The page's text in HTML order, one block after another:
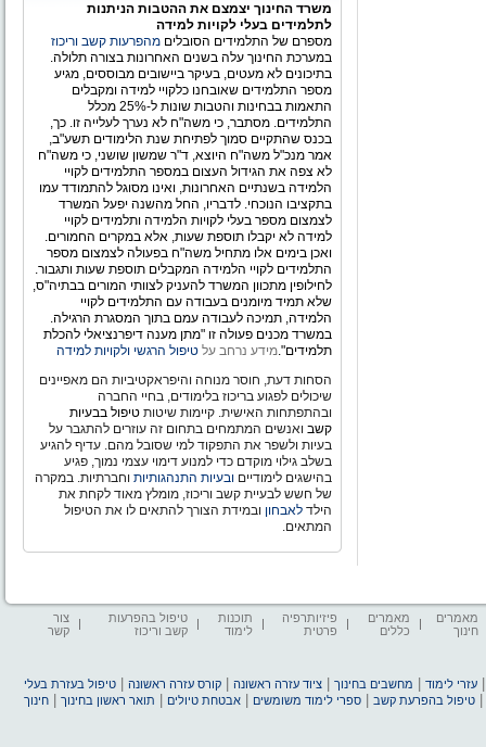
משרד החינוך יצמצם את ההטבות הניתנות
לתלמידים בעלי לקויות למידה
מספרם של התלמידים הסובלים מהפרעות קשב וריכוז
במערכת החינוך עלה בשנים האחרונות בצורה תלולה.
בתיכונים לא מעטים, בעיקר ביישובים מבוססים, מגיע
מספר התלמידים שאובחנו כלקויי למידה ומקבלים
התאמות בבחינות והטבות שונות ל-25% מכלל
התלמידים. מסתבר, כי משה"ח לא נערך לעלייה זו. כך,
בכנס שהתקיים סמוך לפתיחת שנת הלימודים תשע"ב,
אמר מנכ"ל משה"ח היוצא, ד"ר שמשון שושני, כי משה"ח
לא צפה את הגידול העצום במספר התלמידים לקויי
הלמידה בשנתיים האחרונות, ואינו מסוגל להתמודד עמו
בתקציבו הנוכחי. לדבריו, החל מהשנה יפעל המשרד
לצמצום מספר בעלי לקויות הלמידה ותלמידים לקויי
למידה לא יקבלו תוספת שעות, אלא במקרים החמורים.
ואכן בימים אלו מתחיל משה"ח בפעולה לצמצום מספר
התלמידים לקויי הלמידה המקבלים תוספת שעות ותגבור.
לחילופין מתכוון המשרד להעניק לצוותי המורים בבתיה"ס,
שלא תמיד מיומנים בעבודה עם התלמידים לקויי
הלמידה, תמיכה לעבודה עמם בתוך המסגרת הרגילה.
במשרד מכנים פעולה זו "מתן מענה דיפרנציאלי להכלת
תלמידים".מידע נרחב על טיפול הרגשי ולקויות למידה
הסחות דעת, חוסר מנוחה והיפראקטיביות הם מאפיינים
שיכולים לפגוע בריכוז בלימודים, בחיי החברה
ובהתפתחות האישית. קיימות שיטות טיפול בבעיות
קשב ואנשים המתמחים בתחום זה עוזרים להתגבר על
בעיות ולשפר את התפקוד למי שסובל מהם. עדיף להגיע
בשלב גילוי מוקדם כדי למנוע דימוי עצמי נמוך, פגיע
בהישגים לימודיים ובעיות התנהגותיות וחברתיות. במקרה
של חשש לבעיית קשב וריכוז, מומלץ מאוד לקחת את
הילד לאבחון ובמידת הצורך להתאים לו את הטיפול
המתאים.
מאמרים
חינוך
מאמרים
כללים
פיזיותרפיה
פרטית
תוכנות
לימוד
טיפול בהפרעות
קשב וריכוז
צור
קשר
עזרי לימוד מחשבים בחינוך |ציוד עזרה ראשונה |קורס עזרה ראשונה |טיפול בעזרת בעלי
|טיפול בהפרעת קשב |ספרי לימוד משומשים |אבטחת טיולים תואר ראשון בחינוך |חינוך